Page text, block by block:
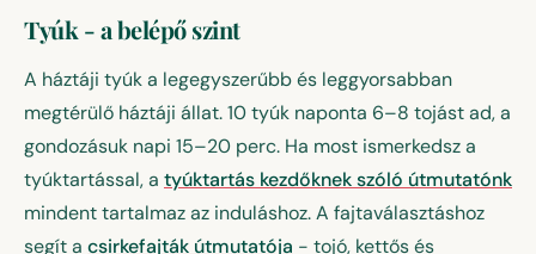
Tyúk - a belépő szint
A háztáji tyúk a legegyszerűbb és leggyorsabban
megtérülő háztáji állat. 10 tyúk naponta 6–8 tojást ad, a
gondozásuk napi 15–20 perc. Ha most ismerkedsz a
tyúktartással, a tyúktartás kezdőknek szóló útmutatónk
mindent tartalmaz az induláshoz. A fajtaválasztáshoz
segít a csirkefajták útmutatója - tojó, kettős és